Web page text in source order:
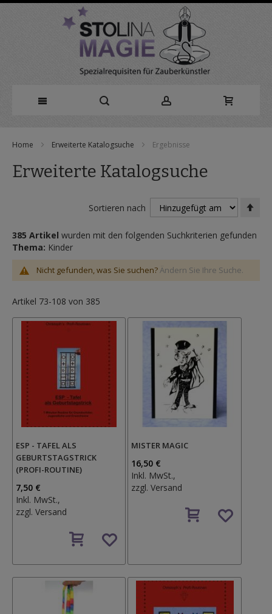
zum
Inhalt
Home Erweiterte Katalogsuche Ergebnisse
Erweiterte Katalogsuche
385 Artikel wurden mit den folgenden Suchkriterien gefunden
Thema: Kinder
Nicht gefunden, was Sie suchen? Ändern Sie Ihre Suche.
Artikel 73-108 von 385
Sortieren nach
ESP - TAFEL ALS
GEBURTSTAGSTRICK
(PROFI-ROUTINE)
7,50 €
Inkl. MwSt.,
zzgl. Versand
den
MISTER MAGIC
16,50 €
Inkl. MwSt.,
zzgl.Versand
den